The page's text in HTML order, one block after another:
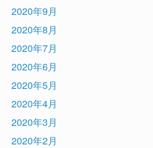
2020年9月
2020年8月
2020年7月
2020年6月
2020年5月
2020年4月
2020年3月
2020年2月